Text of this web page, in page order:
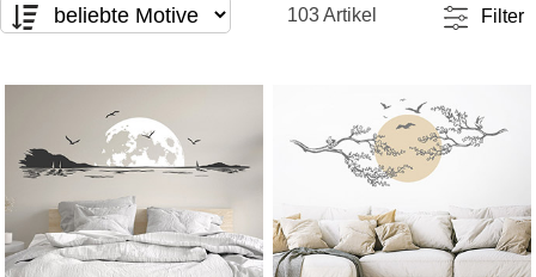
und Kinderzimmer zu entdecken.
103 Artikel Filter
nur Text(1)
nur Motiv(56)
Text mit Motiv(47)
Hochformat(10)
Querformat
Quadrat (14)